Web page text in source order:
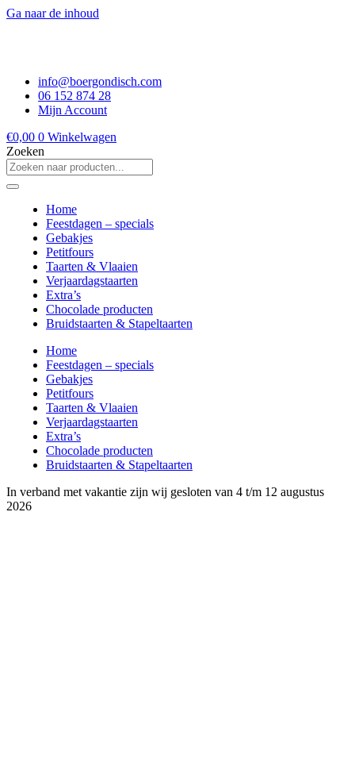
Ga naar de inhoud
info@boergondisch.com
06 152 874 28
Mijn Account
€0,00 0 Winkelwagen
Zoeken
Home
Feestdagen – specials
Gebakjes
Petitfours
Taarten & Vlaaien
Verjaardagstaarten
Extra’s
Chocolade producten
Bruidstaarten & Stapeltaarten
Home
Feestdagen – specials
Gebakjes
Petitfours
Taarten & Vlaaien
Verjaardagstaarten
Extra’s
Chocolade producten
Bruidstaarten & Stapeltaarten
In verband met vakantie zijn wij gesloten van 4 t/m 12 augustus
2026